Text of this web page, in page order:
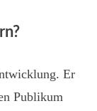
Er
Publikum